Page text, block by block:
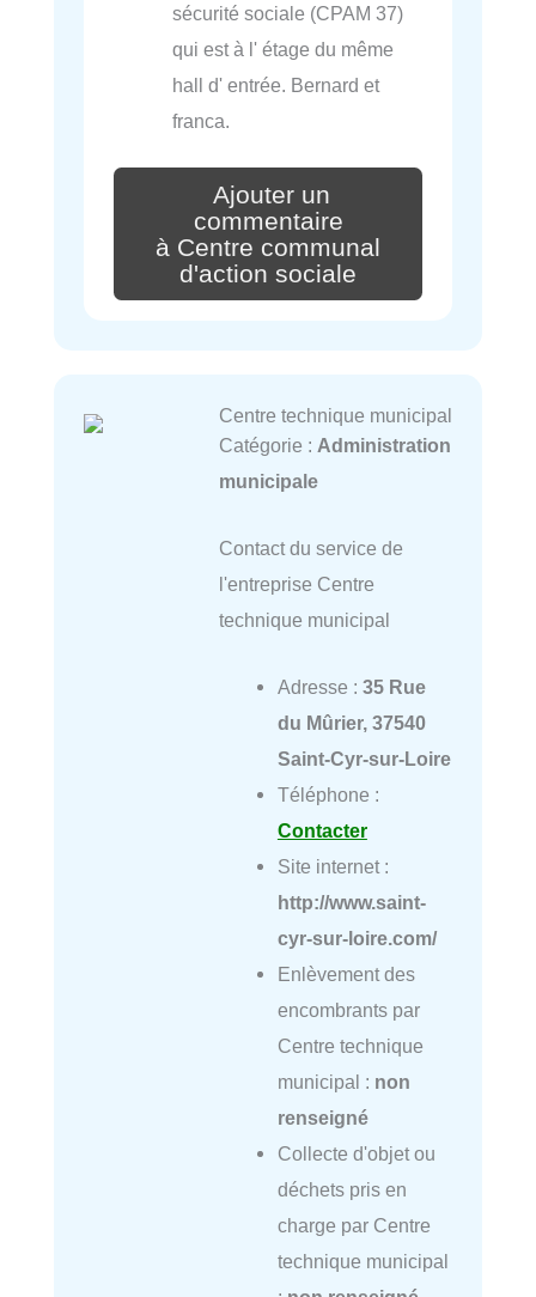
sécurité sociale (CPAM 37)
qui est à l' étage du même
hall d' entrée. Bernard et
franca.
Ajouter un
commentaire
à Centre communal
d'action sociale
Centre technique municipal
Catégorie : Administration
municipale
Contact du service de
l'entreprise Centre
technique municipal
Adresse : 35 Rue
du Mûrier, 37540
Saint-Cyr-sur-Loire
Téléphone :
Contacter
Site internet :
http://www.saint-
cyr-sur-loire.com/
Enlèvement des
encombrants par
Centre technique
municipal : non
renseigné
Collecte d'objet ou
déchets pris en
charge par Centre
technique municipal